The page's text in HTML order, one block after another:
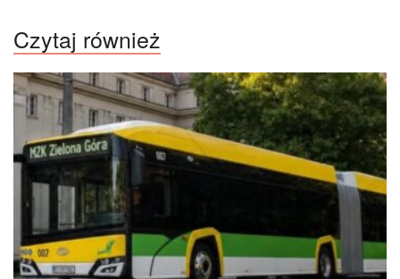
Czytaj również